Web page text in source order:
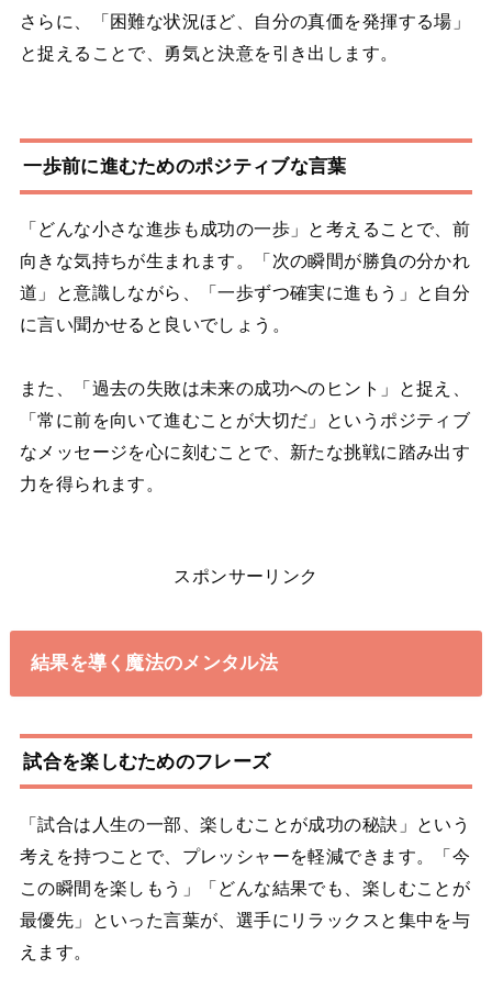
さらに、「困難な状況ほど、自分の真価を発揮する場」
と捉えることで、勇気と決意を引き出します。
一歩前に進むためのポジティブな言葉
「どんな小さな進歩も成功の一歩」と考えることで、前
向きな気持ちが生まれます。「次の瞬間が勝負の分かれ
道」と意識しながら、「一歩ずつ確実に進もう」と自分
に言い聞かせると良いでしょう。
また、「過去の失敗は未来の成功へのヒント」と捉え、
「常に前を向いて進むことが大切だ」というポジティブ
なメッセージを心に刻むことで、新たな挑戦に踏み出す
力を得られます。
スポンサーリンク
結果を導く魔法のメンタル法
試合を楽しむためのフレーズ
「試合は人生の一部、楽しむことが成功の秘訣」という
考えを持つことで、プレッシャーを軽減できます。「今
この瞬間を楽しもう」「どんな結果でも、楽しむことが
最優先」といった言葉が、選手にリラックスと集中を与
えます。